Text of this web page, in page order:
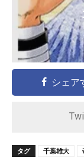
シェア
タグ 千葉雄大